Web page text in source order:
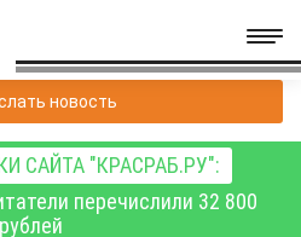
новость
САЙТА "КРАСРАБ.РУ":
перечислили 32 800
рублей